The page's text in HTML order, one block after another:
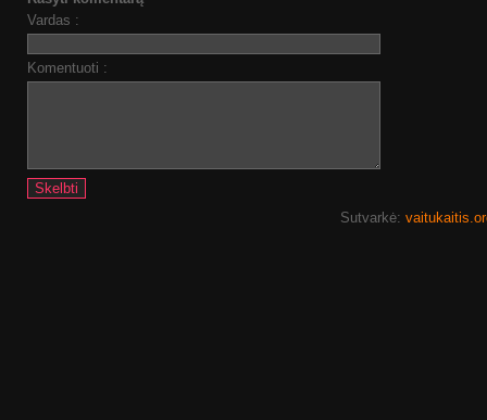
Vardas :
Komentuoti :
Sutvarkė: